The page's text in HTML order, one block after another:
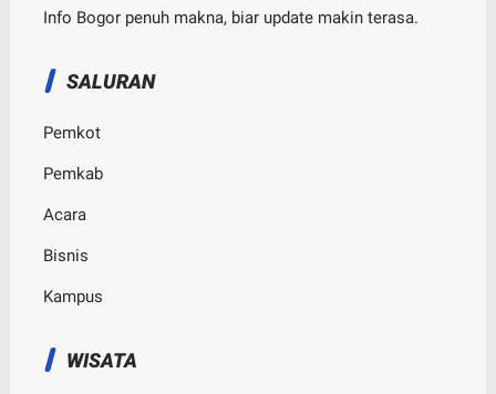
Info Bogor penuh makna, biar update makin terasa.
SALURAN
Pemkot
Pemkab
Acara
Bisnis
Kampus
WISATA